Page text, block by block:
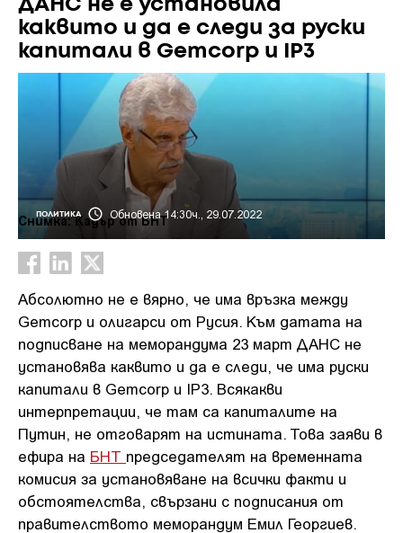
ДАНС не е установила
каквито и да е следи за руски
капитали в Gemcorp и IP3
ПОЛИТИКА Обновена 14:30ч., 29.07.2022
Снимка: Кадър от БНТ
Абсолютно не е вярно, че има връзка между
Gemcorp и олигарси от Русия. Към датата на
подписване на меморандума 23 март ДАНС не
установява каквито и да е следи, че има руски
капитали в Gemcorp и IP3. Всякакви
интерпретации, че там са капиталите на
Путин, не отговарят на истината. Това заяви в
ефира на БНТ председателят на временната
комисия за установяване на всички факти и
обстоятелства, свързани с подписания от
правителството меморандум Емил Георгиев.